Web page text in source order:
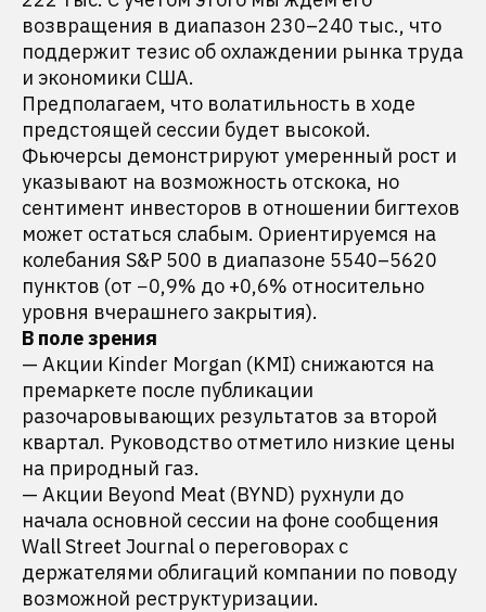
возвращения в диапазон 230–240 тыс., что
поддержит тезис об охлаждении рынка труда
и экономики США.
Предполагаем, что волатильность в ходе
предстоящей сессии будет высокой.
Фьючерсы демонстрируют умеренный рост и
указывают на возможность отскока, но
сентимент инвесторов в отношении бигтехов
может остаться слабым. Ориентируемся на
колебания S&P 500 в диапазоне 5540–5620
пунктов (от −0,9% до +0,6% относительно
уровня вчерашнего закрытия).
В поле зрения
— Акции Kinder Morgan (KMI) снижаются на
премаркете после публикации
разочаровывающих результатов за второй
квартал. Руководство отметило низкие цены
на природный газ.
— Акции Beyond Meat (BYND) рухнули до
начала основной сессии на фоне сообщения
Wall Street Journal о переговорах с
держателями облигаций компании по поводу
возможной реструктуризации.